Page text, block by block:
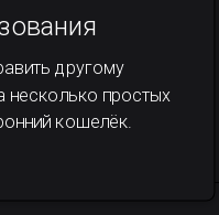
другому
несколько простых
кошелёк.